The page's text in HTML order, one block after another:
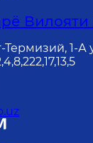
Термизий, 1-А